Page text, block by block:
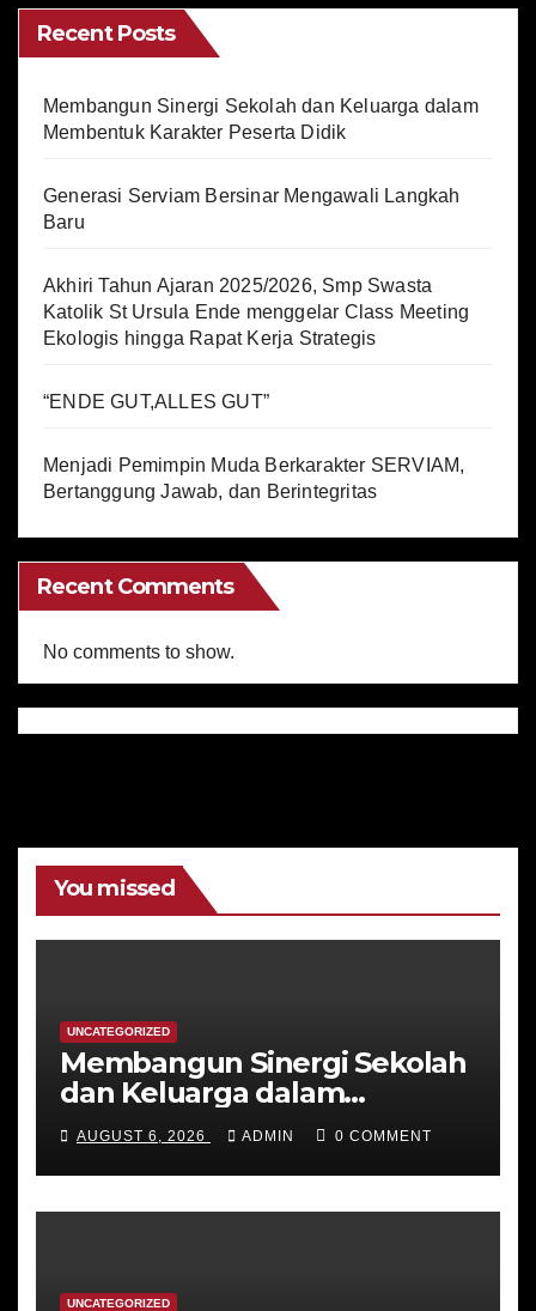
Recent Posts
Membangun Sinergi Sekolah dan Keluarga dalam
Membentuk Karakter Peserta Didik
Generasi Serviam Bersinar Mengawali Langkah
Baru
Akhiri Tahun Ajaran 2025/2026, Smp Swasta
Katolik St Ursula Ende menggelar Class Meeting
Ekologis hingga Rapat Kerja Strategis
“ENDE GUT,ALLES GUT”
Menjadi Pemimpin Muda Berkarakter SERVIAM,
Bertanggung Jawab, dan Berintegritas
Recent Comments
No comments to show.
You missed
UNCATEGORIZED
Membangun Sinergi Sekolah
dan Keluarga dalam
Membentuk Karakter
Peserta Didik
AUGUST 6, 2026 ADMIN 0 COMMENT
UNCATEGORIZED